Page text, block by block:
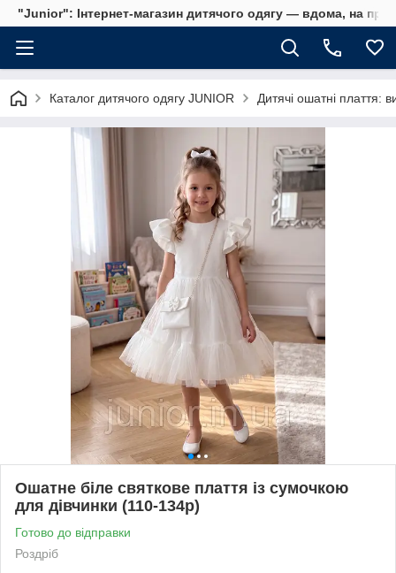
"Junior": Інтернет-магазин дитячого одягу — вдома, на
Каталог дитячого одягу JUNIOR Дитячі ошатні плаття:
Ошатне біле святкове плаття із сумочкою
для дівчинки (110-134р)
Готово до відправки
Роздріб